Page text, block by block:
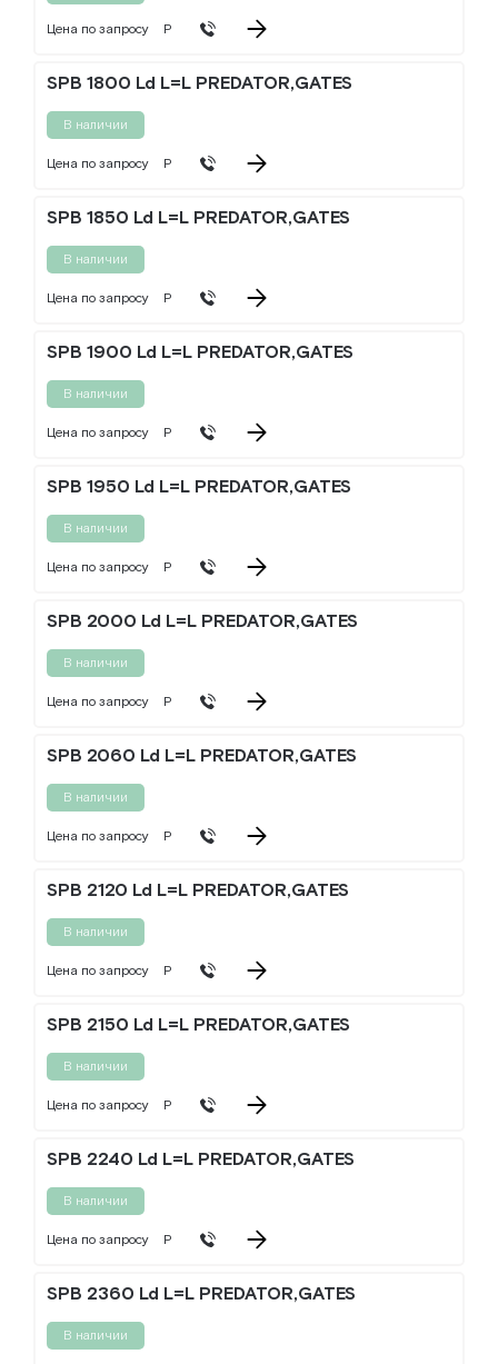
Цена по запросу Р
SPB 1800 Ld L=L PREDATOR,GATES
В наличии
Цена по запросу Р
SPB 1850 Ld L=L PREDATOR,GATES
В наличии
Цена по запросу Р
SPB 1900 Ld L=L PREDATOR,GATES
В наличии
Цена по запросу Р
SPB 1950 Ld L=L PREDATOR,GATES
В наличии
Цена по запросу Р
SPB 2000 Ld L=L PREDATOR,GATES
В наличии
Цена по запросу Р
SPB 2060 Ld L=L PREDATOR,GATES
В наличии
Цена по запросу Р
SPB 2120 Ld L=L PREDATOR,GATES
В наличии
Цена по запросу Р
SPB 2150 Ld L=L PREDATOR,GATES
В наличии
Цена по запросу Р
SPB 2240 Ld L=L PREDATOR,GATES
В наличии
Цена по запросу Р
SPB 2360 Ld L=L PREDATOR,GATES
В наличии